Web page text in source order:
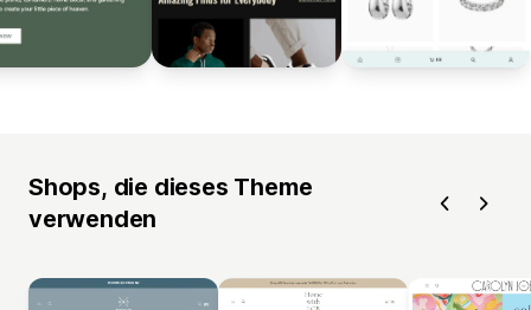
Shops, die dieses Theme
verwenden